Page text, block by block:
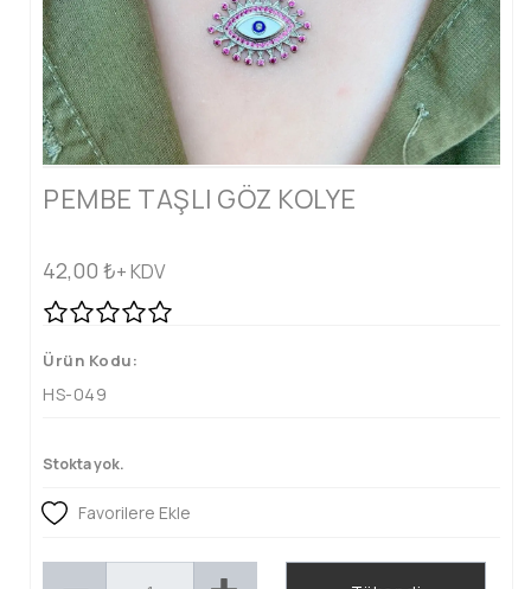
PEMBE TAŞLI GÖZ KOLYE
42,00 ₺+ KDV
Ürün Kodu:
HS-049
Stokta yok.
Favorilere Ekle